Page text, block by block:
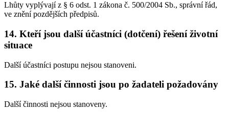
Lhůty vyplývají z § 6 odst. 1 zákona č. 500/2004 Sb., správní řád,
ve znění pozdějších předpisů.
14. Kteří jsou další účastníci (dotčení) řešení životní
situace
Další účastníci postupu nejsou stanoveni.
15. Jaké další činnosti jsou po žadateli požadovány
Další činnosti nejsou stanoveny.